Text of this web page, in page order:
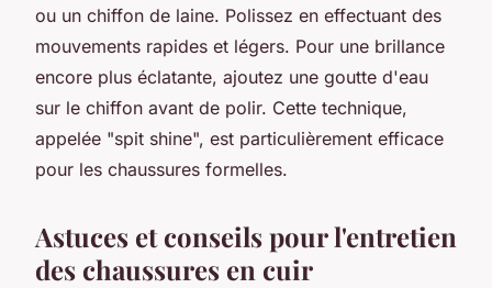
ou un chiffon de laine. Polissez en effectuant des
mouvements rapides et légers. Pour une brillance
encore plus éclatante, ajoutez une goutte d'eau
sur le chiffon avant de polir. Cette technique,
appelée "spit shine", est particulièrement efficace
pour les chaussures formelles.
Astuces et conseils pour l'entretien
des chaussures en cuir